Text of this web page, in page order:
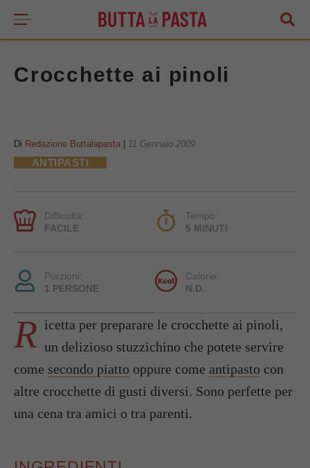
Crocchette ai pinoli
Di Redazione Buttalapasta 11 Gennaio 2009
ANTIPASTI
Difficoltà:
FACILE
Tempo:
5 MINUTI
Porzioni:
1 PERSONE
Calorie:
N.D.
R icetta per preparare le crocchette ai pinoli,
un delizioso stuzzichino che potete servire
come secondo piatto oppure come antipasto con
altre crocchette di gusti diversi. Sono perfette per
una cena tra amici o tra parenti.